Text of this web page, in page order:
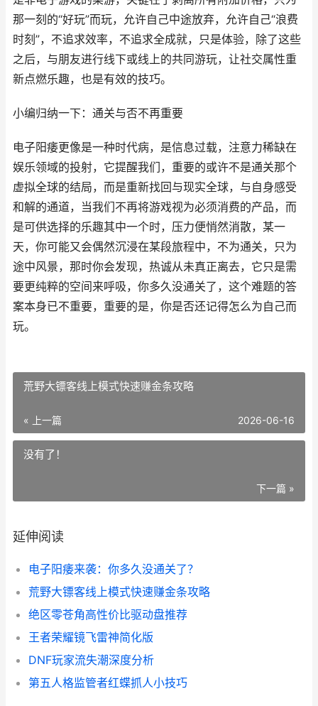
那一刻的“好玩”而玩，允许自己中途放弃，允许自己“浪费
时刻”，不追求效率，不追求全成就，只是体验，除了这些
之后，与朋友进行线下或线上的共同游玩，让社交属性重
新点燃乐趣，也是有效的技巧。
小编归纳一下：通关与否不再重要
电子阳痿更像是一种时代病，是信息过载，注意力稀缺在
娱乐领域的投射，它提醒我们，重要的或许不是通关那个
虚拟全球的结局，而是重新找回与现实全球，与自身感受
和解的通道，当我们不再将游戏视为必须消费的产品，而
是可供选择的乐趣其中一个时，压力便悄然消散，某一
天，你可能又会偶然沉浸在某段旅程中，不为通关，只为
途中风景，那时你会发现，热诚从未真正离去，它只是需
要更纯粹的空间来呼吸，你多久没通关了，这个难题的答
案本身已不重要，重要的是，你是否还记得怎么为自己而
玩。
荒野大镖客线上模式快速赚金条攻略
« 上一篇 2026-06-16
没有了！
下一篇 »
延伸阅读
电子阳痿来袭：你多久没通关了？
荒野大镖客线上模式快速赚金条攻略
绝区零苍角高性价比驱动盘推荐
王者荣耀镜飞雷神简化版
DNF玩家流失潮深度分析
第五人格监管者红蝶抓人小技巧